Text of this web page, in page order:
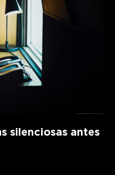
silenciosas antes